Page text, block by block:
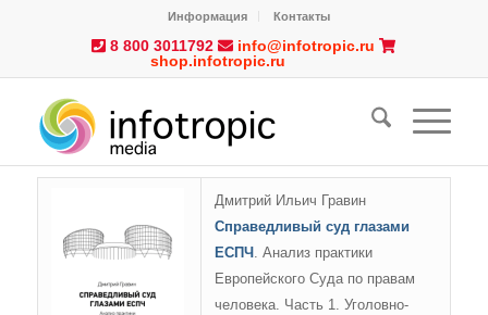
Информация Контакты
8 800 3011792
info@infotropic.ru
shop.infotropic.ru
Дмитрий Ильич Гравин
Справедливый суд глазами
ЕСПЧ . Анализ практики
Европейского Суда по правам
человека. Часть 1. Уголовно-